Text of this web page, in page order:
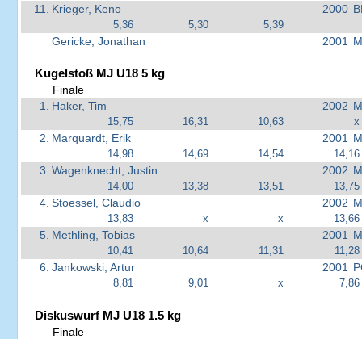
11. Krieger, Keno 2000
5,36 5,30 5,39
Gericke, Jonathan 2001
Kugelstoß MJ U18 5 kg
Finale
1.
Haker, Tim 2002
15,75 16,31 10,63 x
2. Marquardt, Erik 2001
14,98 14,69 14,54 14,16
3. Wagenknecht, Justin 2002
14,00 13,38 13,51 13,75
4. Stoessel, Claudio 2002
13,83 x x 13,66
5. Methling, Tobias 2001
10,41 10,64 11,31 11,28
6. Jankowski, Artur 2001
8,81 9,01 x 7,86
Diskuswurf MJ U18 1.5 kg
Finale